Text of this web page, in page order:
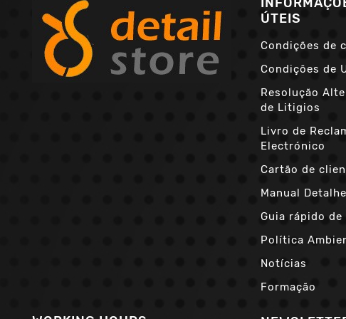
ÚTEIS
Condições de
Condições de
Resolução
de Litigios
Livro de
Electrónico
Cartão de
Manual
Guia rápido de
Política
Notícias
Formação